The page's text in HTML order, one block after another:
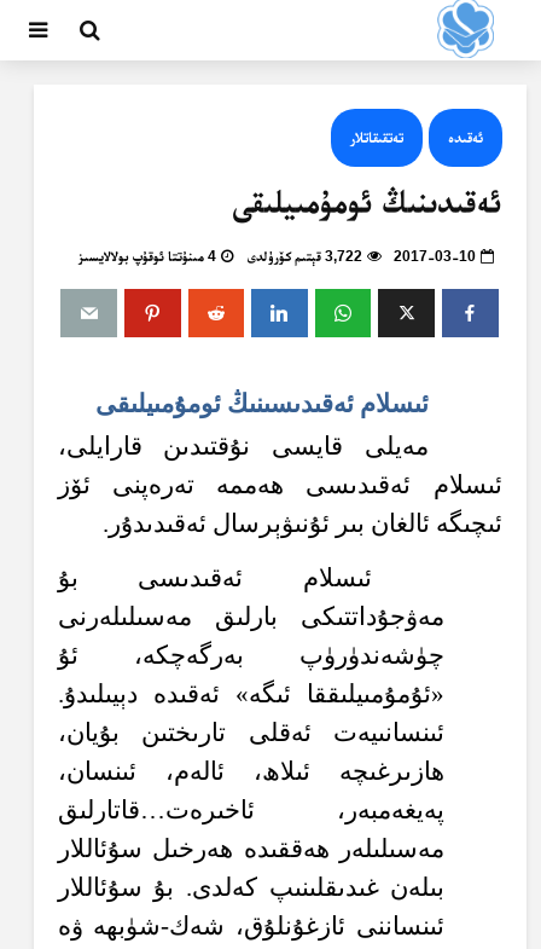
ئەقىدە تەتقىقاتلار
ئەقىدىنىڭ ئومۇمىيلىقى
2017-03-10 3,722 قېتىم كۆرۈلدى 4 مىنۇتتا ئوقۇپ بولالايسىز
ئىسلام ئەقىدىسىنىڭ ئومۇمىيلىقى
مەيلى قايسى نۇقتىدىن قارايلى،
ئىسلام ئەقىدىسى ھەممە تەرەپنى ئۆز
ئىچىگە ئالغان بىر ئۇنىۋېرسال ئەقىدىدۇر.
ئىسلام ئەقىدىسى بۇ
مەۋجۇداتتىكى بارلىق مەسىلىلەرنى
چۈشەندۈرۈپ بەرگەچكە، ئۇ
«ئۇمۇمىيلىققا ئىگە» ئەقىدە دېيىلىدۇ.
ئىنسانىيەت ئەقلى تارىختىن بۇيان،
ھازىرغىچە ئىلاھ، ئالەم، ئىنسان،
پەيغەمبەر، ئاخىرەت…قاتارلىق
مەسىلىلەر ھەققىدە ھەرخىل سۇئاللار
بىلەن غىدىقلىنىپ كەلدى. بۇ سۇئاللار
ئىنساننى ئازغۇنلۇق، شەك-شۈبھە ۋە